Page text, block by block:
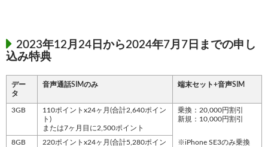
2023年12月24日から2024年7月7日までの申し
込み特典
デー
タ
音声通話SIMのみ 端末セット+音声SIM
3GB
110ポイントx24ヶ月(合計2,640ポイン
ト)
または7ヶ月目に2,500ポイント
乗換：20,000円割引
新規：10,000円割引
※iPhone SE3のみ乗換
8GB
220ポイントx24ヶ月(合計5,280ポイン